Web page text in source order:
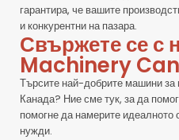
гарантира, че вашите
и конкурентни на пазара.
Свържете се с
Machinery
Търсите най-добрите машини
Канада? Ние сме тук, за да
помогне да намерите идеалното
нужди.